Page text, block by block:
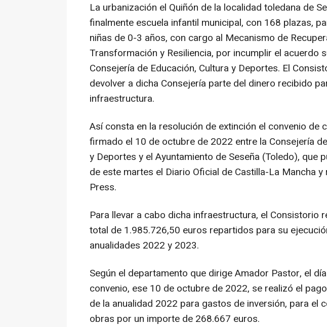
La urbanización el Quiñón de la localidad toledana de
finalmente escuela infantil municipal, con 168 plazas,
niñas de 0-3 años, con cargo al Mecanismo de
Transformación y Resiliencia, por incumplir el acuerdo
Consejería de Educación, Cultura y Deportes. El
devolver a dicha Consejería parte del dinero recibido
infraestructura.
Así consta en la resolución de extinción el convenio de
firmado el 10 de octubre de 2022 entre la Consejería
y Deportes y el Ayuntamiento de Seseña (Toledo), que
de este martes el Diario Oficial de Castilla-La Mancha y
Press.
Para llevar a cabo dicha infraestructura, el Consistorio
total de 1.985.726,50 euros repartidos para su
anualidades 2022 y 2023.
Según el departamento que dirige Amador Pastor, el
convenio, ese 10 de octubre de 2022, se realizó el
de la anualidad 2022 para gastos de inversión, para el
obras por un importe de 268.667 euros.